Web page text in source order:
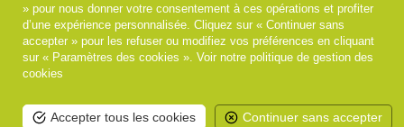
» pour nous donner votre consentement à ces opérations et profiter
d’une expérience personnalisée. Cliquez sur « Continuer sans
accepter » pour les refuser ou modifiez vos préférences en cliquant
sur « Paramètres des cookies ». Voir notre politique de gestion des
cookies
Accepter tous les cookies Continuer sans accepter